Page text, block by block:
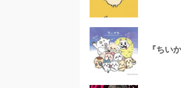
『ちい